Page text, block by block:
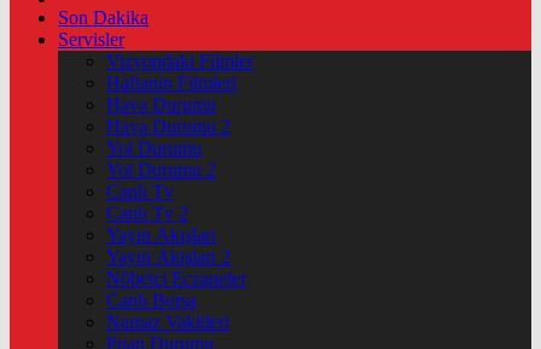
Son Dakika
Servisler
Vizyondaki Filmler
Haftanin Filmleri
Hava Durumu
Hava Durumu 2
Yol Durumu
Yol Durumu 2
Canlı Tv
Canlı Tv 2
Yayın Akışları
Yayın Akışları 2
Nöbetçi Eczaneler
Canlı Borsa
Namaz Vakitleri
Puan Durumu